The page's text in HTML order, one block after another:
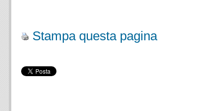
Stampa questa pagina